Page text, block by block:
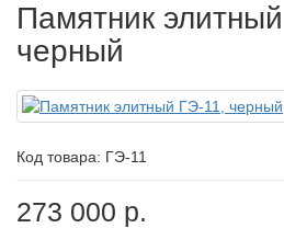
Памятник
черный
Код товара: ГЭ-11
273 000 р.